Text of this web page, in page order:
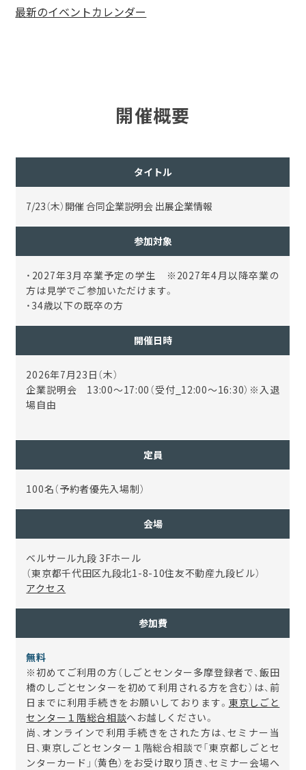
最新のイベントカレンダー
開催概要
タイトル
7/23（木）開催 合同企業説明会 出展企業情報
参加対象
・2027年3月卒業予定の学生 ※2027年4月以降卒業の
方は見学でご参加いただけます。
・34歳以下の既卒の方
開催日時
2026年7月23日（木）
企業説明会 13:00～17:00（受付_12:00～16:30）※入退
場自由
定員
100名（予約者優先入場制）
会場
ベルサール九段 3Fホール
（東京都千代田区九段北1-8-10住友不動産九段ビル）
アクセス
参加費
無料
※初めてご利用の方（しごとセンター多摩登録者で、飯田
橋のしごとセンターを初めて利用される方を含む）は、前
日までに利用手続きをお願いしております。 東京しごと
センター１階総合相談へお越しください。
尚、オンラインで利用手続きをされた方は、セミナー当
日、東京しごとセンター１階総合相談で「東京都しごとセ
ンターカード」（黄色）をお受け取り頂き、セミナー会場へ